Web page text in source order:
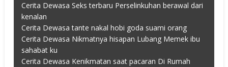
Cerita Dewasa Seks terbaru Perselinkuhan berawal dari
kenalan
Cerita Dewasa tante nakal hobi goda suami orang
Cerita Dewasa Nikmatnya hisapan Lubang Memek ibu
sahabat ku
Cerita Dewasa Kenikmatan saat pacaran Di Rumah